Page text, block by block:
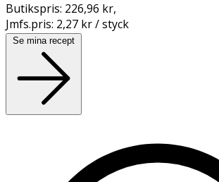
Butikspris: 226,96 kr,
Jmfs.pris: 2,27 kr / styck
Se mina recept